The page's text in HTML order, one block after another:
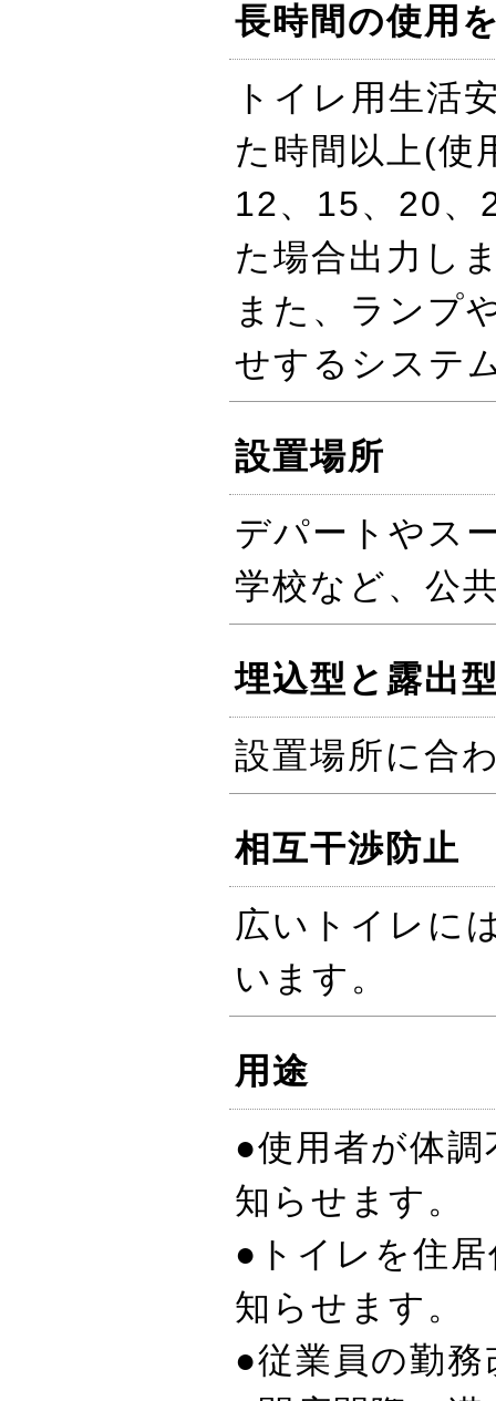
長時間の使用
トイレ用生活
た時間以上(使
12、15、20、
た場合出力し
また、ランプ
せするシステ
設置場所
デパートやス
学校など、公
埋込型と露出
設置場所に合
相互干渉防止
広いトイレに
います。
用途
●使用者が体
知らせます。
●トイレを住
知らせます。
●従業員の勤